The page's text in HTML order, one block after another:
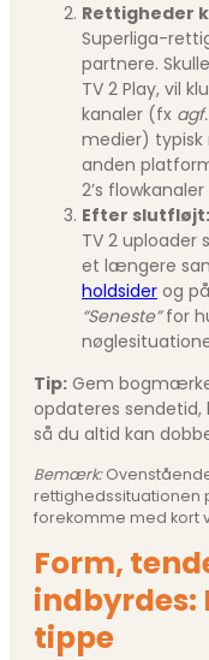
Rettigheder
Superliga-
partnere.
TV 2 Play, vil
kanaler (fx
medier) typisk
anden
2’s flowkanaler
Efter
TV 2 uploader
et længere
holdsider og
“Seneste”for
Tip: Gem
opdateres
så du altid kan
Bemærk:
rettighedssituationen
forekomme med kort
Form,
indbyrdes:
tippe